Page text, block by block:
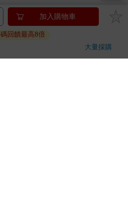
加入購物車
回饋最高8倍
大量採購